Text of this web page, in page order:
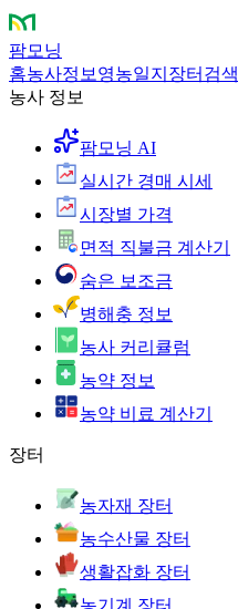
팜모닝
홈농사정보 영농일지 장터 검색
농사 정보
팜모닝 AI
실시간 경매 시세
시장별 가격
면적 직불금 계산기
숨은 보조금
병해충 정보
농사 커리큘럼
농약 정보
농약 비료 계산기
장터
농자재 장터
농수산물 장터
생활잡화 장터
농기계 장터